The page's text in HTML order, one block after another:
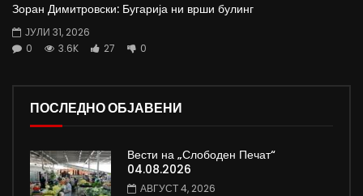
Зоран Димитровски: Бугарија ни врши булинг
ЈУЛИ 31, 2026
0
3.6K 27 0
ПОСЛЕДНО ОБЈАВЕНИ
Вести на „Слободен Печат“
04.08.2026
АВГУСТ 4, 2026